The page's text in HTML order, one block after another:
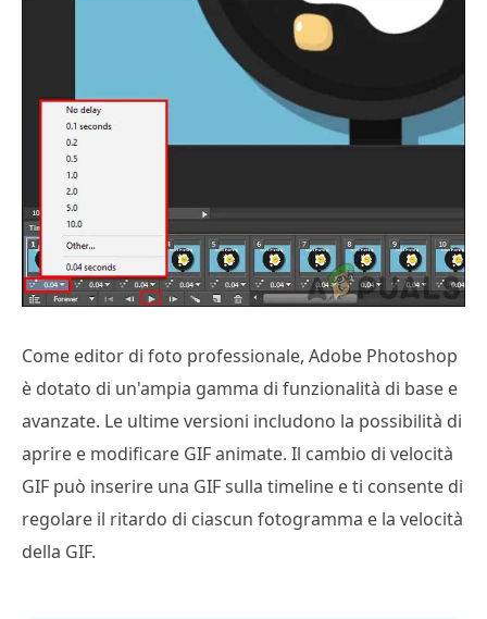
Come editor di foto professionale, Adobe Photoshop
è dotato di un'ampia gamma di funzionalità di base e
avanzate. Le ultime versioni includono la possibilità di
aprire e modificare GIF animate. Il cambio di velocità
GIF può inserire una GIF sulla timeline e ti consente di
regolare il ritardo di ciascun fotogramma e la velocità
della GIF.